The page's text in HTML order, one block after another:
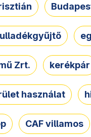
Zrt. kerékpár
használat
CAF villamos